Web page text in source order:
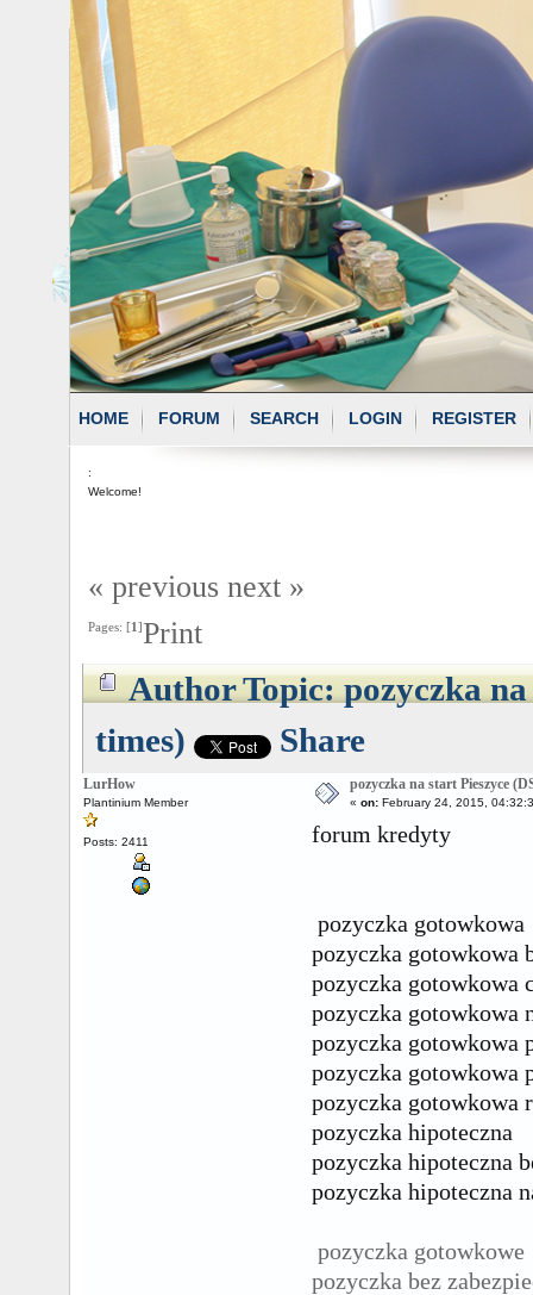
HOME FORUM SEARCH LOGIN REGISTER
:
Welcome!
« previous next »
Print
Pages: [1]
AuthorTopic: pozyczka
times)
Share
LurHow
Plantinium Member
Posts: 2411
pozyczka na start Pieszyce
« on: February 24, 2015,
forum kredyty
pozyczka gotowkowa
pozyczka gotowkowa
pozyczka gotowkowa
pozyczka gotowkowa
pozyczka gotowkowa
pozyczka gotowkowa
pozyczka gotowkowa
pozyczka hipoteczna
pozyczka hipoteczna
pozyczka hipoteczna
pozyczka gotowkowe
pozyczka bez